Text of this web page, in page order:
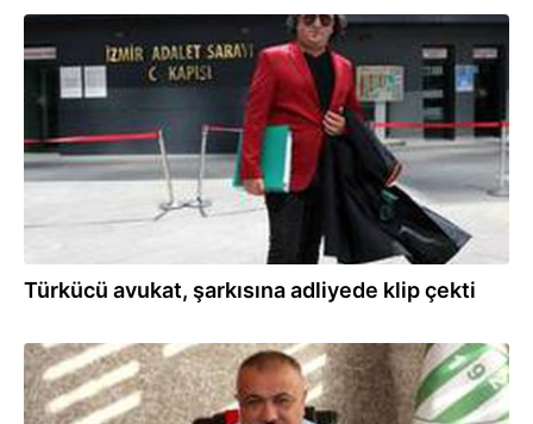
20.09.2020
Türkücü avukat, şarkısına adliyede klip çekti
27.08.2020